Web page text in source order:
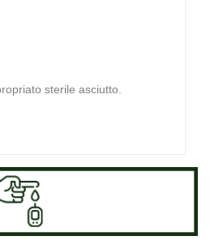
sterile asciutto.